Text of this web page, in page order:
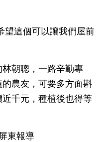
望這個可以讓我們屋前
朝聰，一路辛勤專
農友，可要多方面斟
千元，種植後也得等
東報導